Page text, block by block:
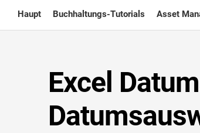
content
Haupt Buchhaltungs-Tutorials Asset
Excel